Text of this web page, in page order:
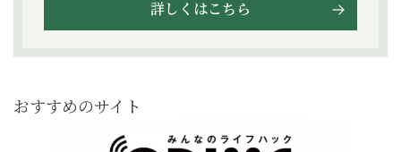
詳しくはこちら
おすすめのサイト